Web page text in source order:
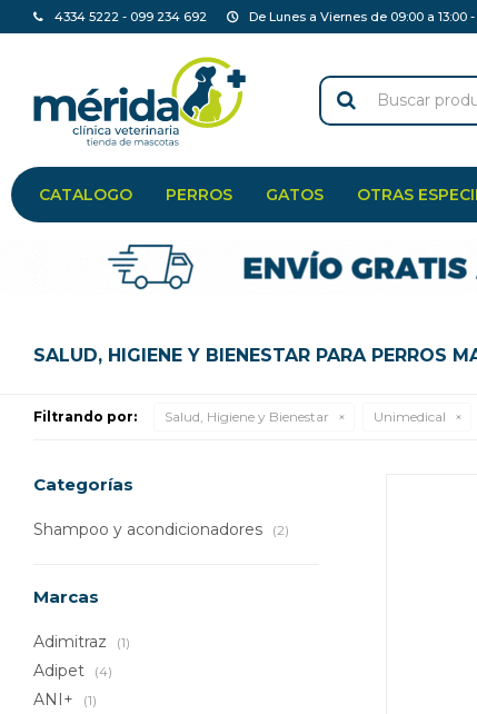
CATALOGO PERROS GATOS OTRAS
4334 5222 - 099 234 692 De Lunes a Viernes de 09:00 a 13:00
SALUD, HIGIENE Y BIENESTAR PARA PERROS
Filtrando por: Salud, Higiene y Bienestar Unimedical
Categorías
Shampoo y acondicionadores (2)
Marcas
Adimitraz (1)
Adipet (4)
ANI+ (1)